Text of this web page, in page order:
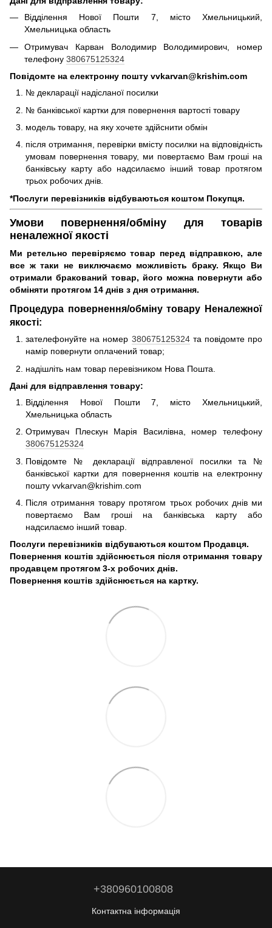
Відділення Нової Пошти 7, місто Хмельницький,
Хмельницька область
Отримувач Карван Володимир Володимирович, номер
телефону 380675125324
Повідомте на електронну пошту vvkarvan@krishim.com
№ декларації надісланої посилки
№ банківської картки для повернення вартості товару
модель товару, на яку хочете здійснити обмін
після отримання, перевірки вмісту посилки на відповідність
умовам повернення товару, ми повертаємо Вам гроші на
банківську карту або надсилаємо інший товар протягом
трьох робочих днів.
*Послуги перевізників відбуваються коштом Покупця.
Умови повернення/обміну для товарів
неналежної якості
Ми ретельно перевіряємо товар перед відправкою, але
все ж таки не виключаємо можливість браку. Якщо Ви
отримали бракований товар, його можна повернути або
обміняти протягом 14 днів з дня отримання.
Процедура повернення/обміну товару Неналежної
якості:
зателефонуйте на номер 380675125324та повідомте про
намір повернути оплачений товар;
надішліть нам товар перевізником Нова Пошта.
Дані для відправлення товару:
Відділення Нової Пошти 7, місто Хмельницький,
Хмельницька область
Отримувач Плескун Марія Василівна, номер телефону
380675125324
Повідомте № декларації відправленої посилки та №
банківської картки для повернення коштів на електронну
пошту vvkarvan@krishim.com
Після отримання товару протягом трьох робочих днів ми
повертаємо Вам гроші на банківська карту або
надсилаємо інший товар.
Послуги перевізників відбуваються коштом Продавця.
Повернення коштів здійснюється після отримання товару
продавцем протягом 3-х робочих днів.
Повернення коштів здійснюється на картку.
+380960100808
Контактна інформація